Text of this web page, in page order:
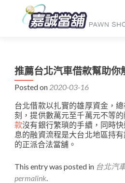
推薦台北汽車借款幫助你
Posted on 2020-03-16
台北借款以扎實的雄厚資金，
刻，提供數萬元至千萬元不等的
款沒有銀行繁瑣的手續，同時
息的融資流程是大台北地區持
的正派合法當舖。
This entry was posted in 台北汽
permalink.